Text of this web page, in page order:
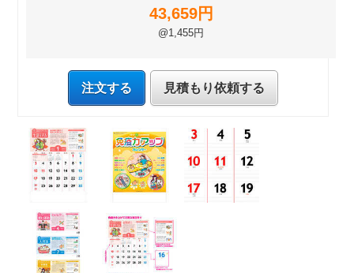
43,659円
@1,455円
注文する 見積もり依頼する